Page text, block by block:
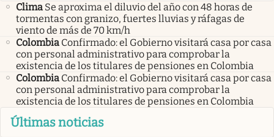
Clima Se aproxima el diluvio del año con 48 horas de
tormentas con granizo, fuertes lluvias y ráfagas de
viento de más de 70 km/h
Colombia Confirmado: el Gobierno visitará casa por casa
con personal administrativo para comprobar la
existencia de los titulares de pensiones en Colombia
Colombia Confirmado: el Gobierno visitará casa por casa
con personal administrativo para comprobar la
existencia de los titulares de pensiones en Colombia
Últimas noticias